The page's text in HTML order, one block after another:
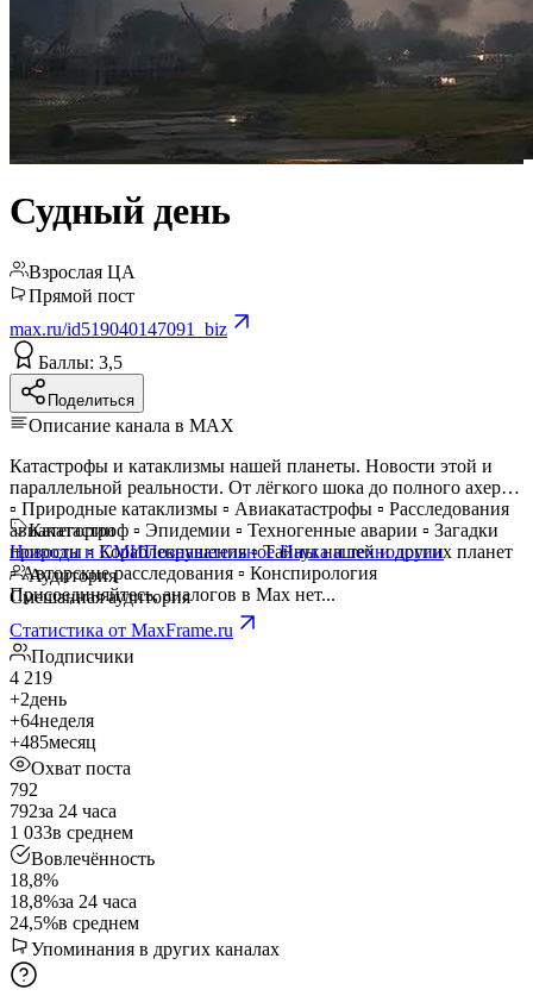
Судный день
Взрослая ЦА
Прямой пост
max.ru/id519040147091_biz
Баллы: 3,5
Поделиться
Описание канала в MAX
Катастрофы и катаклизмы нашей планеты. Новости этой и
параллельной реальности. От лёгкого шока до полного ахера..
▫ Природные катаклизмы ▫ Авиакатастрофы ▫ Расследования
авиакатастроф ▫ Эпидемии ▫ Техногенные аварии ▫ Загадки
природы ▫ Кораблекрушения ▫ Тайны нашей и других планет
▫ Авторские расследования ▫ Конспирология
Присоединяйтесь, аналогов в Max нет...
Категории
Новости и СМИПознавательноеНаука и технологии
Аудитория
Смешанная аудитория
Статистика от MaxFrame.ru
Подписчики
4 219
+2день
+64неделя
+485месяц
Охват поста
792
792за 24 часа
1 033в среднем
Вовлечённость
18,8%
18,8%за 24 часа
24,5%в среднем
Упоминания в других каналах